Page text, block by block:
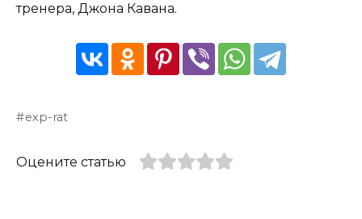
тренера, Джона Кавана.
exp-rat
Оцените статью